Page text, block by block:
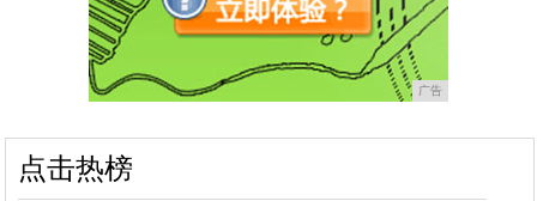
广告
点击热榜